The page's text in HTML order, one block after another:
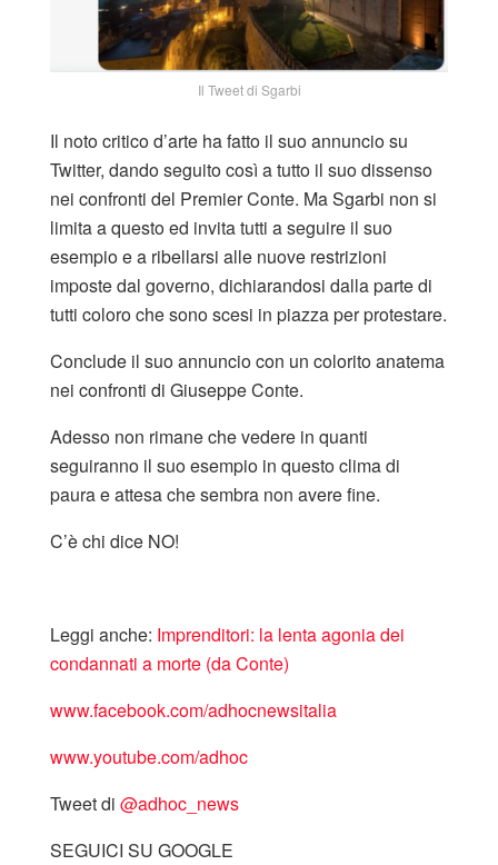
Il Tweet di Sgarbi
Il noto critico d’arte ha fatto il suo annuncio su
Twitter, dando seguito così a tutto il suo dissenso
nei confronti del Premier Conte. Ma Sgarbi non si
limita a questo ed invita tutti a seguire il suo
esempio e a ribellarsi alle nuove restrizioni
imposte dal governo, dichiarandosi dalla parte di
tutti coloro che sono scesi in piazza per protestare.
Conclude il suo annuncio con un colorito anatema
nei confronti di Giuseppe Conte.
Adesso non rimane che vedere in quanti
seguiranno il suo esempio in questo clima di
paura e attesa che sembra non avere fine.
C’è chi dice NO!
Leggi anche: Imprenditori: la lenta agonia dei
condannati a morte (da Conte)
www.facebook.com/adhocnewsitalia
www.youtube.com/adhoc
Tweet di ‎@adhoc_news
SEGUICI SU GOOGLE